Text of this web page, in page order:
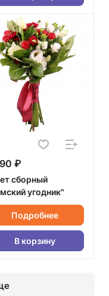
₽
сборный
угодник"
Подробнее
В корзину